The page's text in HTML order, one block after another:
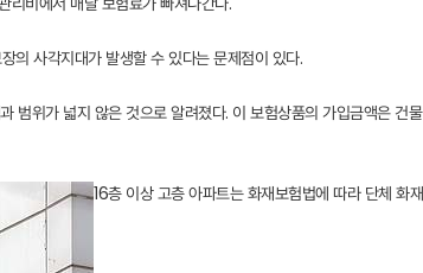
의 사각지대가 발생할 수 있다는 문제점이 있다.
범위가 넓지 않은 것으로 알려졌다. 이 보험상품의 가입금액은
16층 이상 고층 아파트는 화재보험법에 따라 단체 화